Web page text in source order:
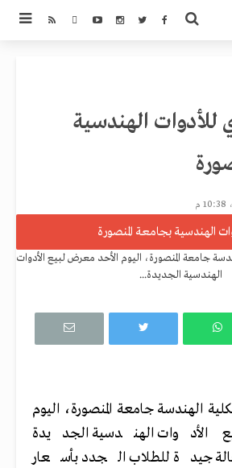
الهندسية
جامعة المنصورة، اليوم الأحد معرض لبيع الأدوات
الهندسية الجديدة...
الهندسة جامعة المنصورة، اليوم
الأدوات الهندسية الجديدة
جيدة للطلاب الجدد بأسعار